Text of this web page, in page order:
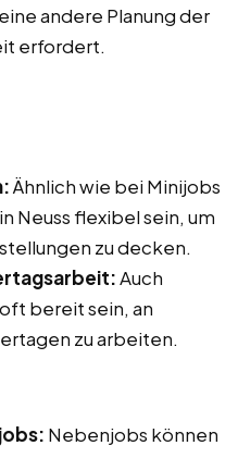
andere Planung der
erfordert.
Ähnlich wie bei Minijobs
Neuss flexibel sein, um
zu decken.
Auch
bereit sein, an
zu arbeiten.
Nebenjobs können